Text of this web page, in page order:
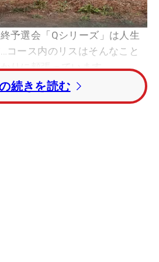
予選会「Qシリーズ」は人生
コース内のリスはそんなこと
りに頬張っています。
続きを読む